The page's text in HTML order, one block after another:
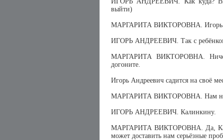
выйти)
МАРГАРИТА ВИКТОРОВНА. Игорь
ИГОРЬ АНДРЕЕВИЧ. Так с
МАРГАРИТА ВИКТОРОВНА.
догоните.
Игорь Андреевич садится на своё
МАРГАРИТА ВИКТОРОВНА. Нам
ИГОРЬ АНДРЕЕВИЧ. Калинкину.
МАРГАРИТА ВИКТОРОВНА. Да,
может доставить нам серьёзные